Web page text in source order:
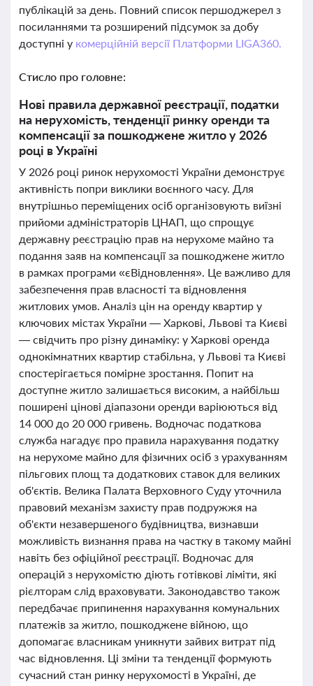
публікацій за день. Повний список першоджерел з
посиланнями та розширений підсумок за добу
доступні у комерційній версії Платформи LIGA360.
Стисло про головне:
Нові правила державної реєстрації, податки
на нерухомість, тенденції ринку оренди та
компенсації за пошкоджене житло у 2026
році в Україні
У 2026 році ринок нерухомості України демонструє
активність попри виклики воєнного часу. Для
внутрішньо переміщених осіб організовують виїзні
прийоми адміністраторів ЦНАП, що спрощує
державну реєстрацію прав на нерухоме майно та
подання заяв на компенсації за пошкоджене житло
в рамках програми «єВідновлення». Це важливо для
забезпечення прав власності та відновлення
житлових умов. Аналіз цін на оренду квартир у
ключових містах України — Харкові, Львові та Києві
— свідчить про різну динаміку: у Харкові оренда
однокімнатних квартир стабільна, у Львові та Києві
спостерігається помірне зростання. Попит на
доступне житло залишається високим, а найбільш
поширені цінові діапазони оренди варіюються від
14 000 до 20 000 гривень. Водночас податкова
служба нагадує про правила нарахування податку
на нерухоме майно для фізичних осіб з урахуванням
пільгових площ та додаткових ставок для великих
об'єктів. Велика Палата Верховного Суду уточнила
правовий механізм захисту прав подружжя на
об'єкти незавершеного будівництва, визнавши
можливість визнання права на частку в такому майні
навіть без офіційної реєстрації. Водночас для
операцій з нерухомістю діють готівкові ліміти, які
рієлторам слід враховувати. Законодавство також
передбачає припинення нарахування комунальних
платежів за житло, пошкоджене війною, що
допомагає власникам уникнути зайвих витрат під
час відновлення. Ці зміни та тенденції формують
сучасний стан ринку нерухомості в Україні, де